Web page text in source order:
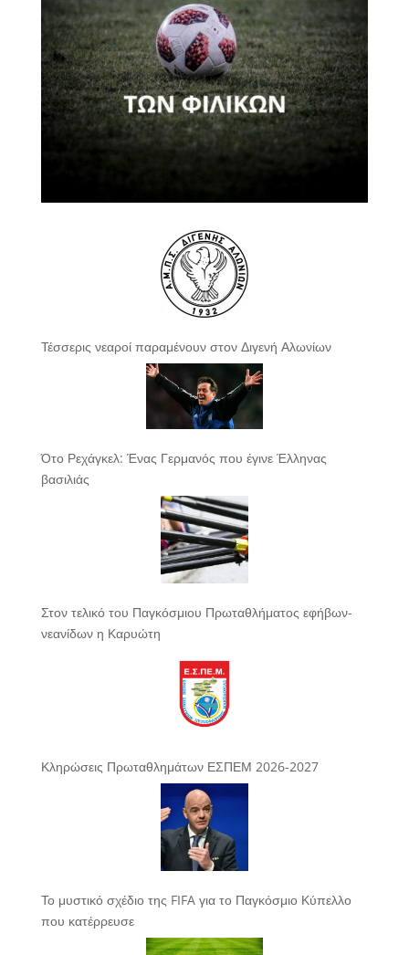
Τέσσερις νεαροί παραμένουν στον Διγενή Αλωνίων
Ότο Ρεχάγκελ: Ένας Γερμανός που έγινε Έλληνας
βασιλιάς
Στον τελικό του Παγκόσμιου Πρωταθλήματος εφήβων-
νεανίδων η Καρυώτη
Κληρώσεις Πρωταθλημάτων ΕΣΠΕΜ 2026-2027
Το μυστικό σχέδιο της FIFA για το Παγκόσμιο Κύπελλο
που κατέρρευσε